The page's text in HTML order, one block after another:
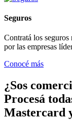
Seguros
Contratá los seguros
por las empresas
Conocé más
¿Sos
Procesá
Mastercard